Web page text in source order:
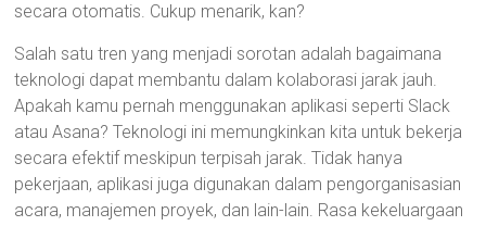
secara otomatis. Cukup menarik, kan?
Salah satu tren yang menjadi sorotan adalah bagaimana
teknologi dapat membantu dalam kolaborasi jarak jauh.
Apakah kamu pernah menggunakan aplikasi seperti Slack
atau Asana? Teknologi ini memungkinkan kita untuk bekerja
secara efektif meskipun terpisah jarak. Tidak hanya
pekerjaan, aplikasi juga digunakan dalam pengorganisasian
acara, manajemen proyek, dan lain-lain. Rasa kekeluargaan